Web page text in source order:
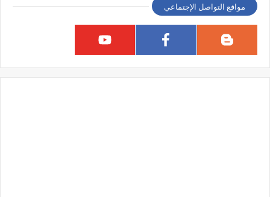
مواقع التواصل الإجتماعي